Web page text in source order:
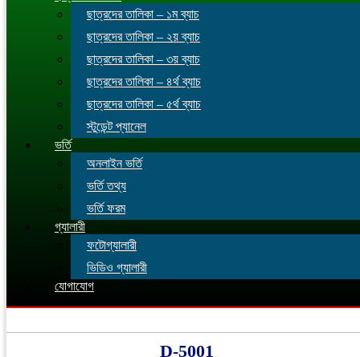
ছাত্রদের তালিকা – ১ম ব্যাচ
ছাত্রদের তালিকা – ২য় ব্যাচ
ছাত্রদের তালিকা – ৩য় ব্যাচ
ছাত্রদের তালিকা – ৪র্থ ব্যাচ
ছাত্রদের তালিকা – ৫র্থ ব্যাচ
স্টুডেন্ট প্যানেল
ভর্তি
অনলাইন ভর্তি
ভর্তি তথ্য
ভর্তি ফরম
গ্যালারী
ফটোগ্যালারী
ভিডিও গ্যালারী
যোগাযোগ
D-5001